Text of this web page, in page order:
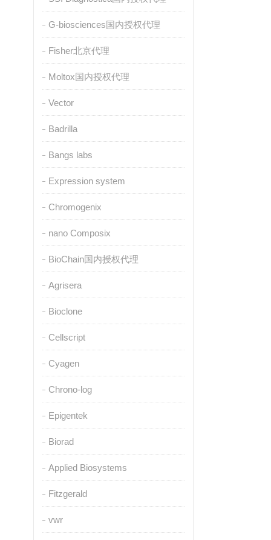
G-biosciences国内授权代理
Fisher北京代理
Moltox国内授权代理
Vector
Badrilla
Bangs labs
Expression system
Chromogenix
nano Composix
BioChain国内授权代理
Agrisera
Bioclone
Cellscript
Cyagen
Chrono-log
Epigentek
Biorad
Applied Biosystems
Fitzgerald
vwr